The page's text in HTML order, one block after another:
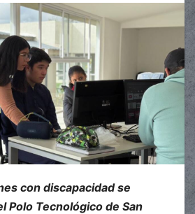
con discapacidad se
Polo Tecnológico de San